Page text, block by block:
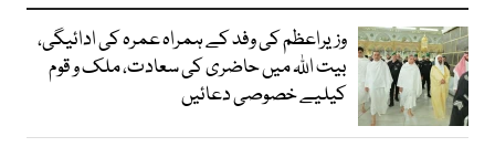
وزیراعظم کی وفد کے ہمراہ عمرہ کی ادائیگی،
بیت اللہ میں حاضری کی سعادت، ملک و قوم
کیلیے خصوصی دعائیں